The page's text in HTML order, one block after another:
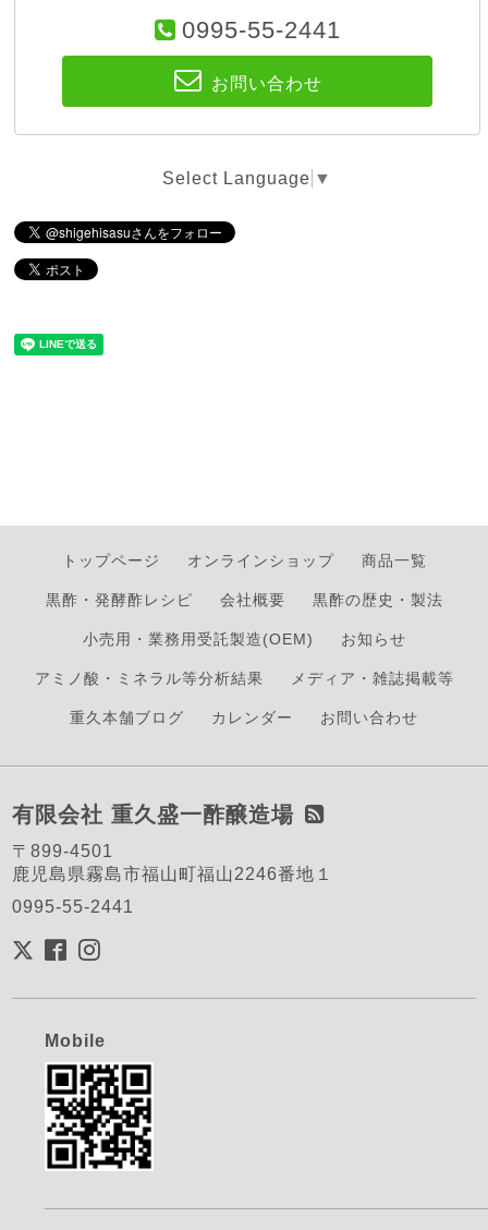
0995-55-2441
お問い合わせ
Select Language ▼
トップページ オンラインショップ 商品一覧
黒酢・発酵酢レシピ 会社概要 黒酢の歴史・製法
小売用・業務用受託製造(OEM) お知らせ
アミノ酸・ミネラル等分析結果 メディア・雑誌掲載等
重久本舗ブログ カレンダー お問い合わせ
有限会社 重久盛一酢醸造場
〒899-4501
鹿児島県霧島市福山町福山2246番地１
0995-55-2441
Mobile